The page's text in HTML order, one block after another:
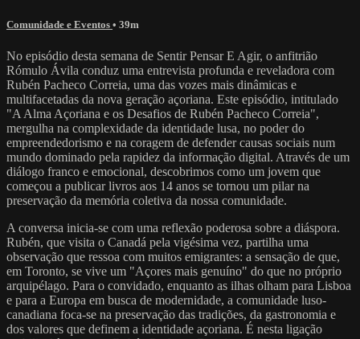
Comunidade e Eventos • 39m
No episódio desta semana de Sentir Pensar E Agir, o anfitrião
Rómulo Ávila conduz uma entrevista profunda e reveladora com
Rubén Pacheco Correia, uma das vozes mais dinâmicas e
multifacetadas da nova geração açoriana. Este episódio, intitulado
"A Alma Açoriana e os Desafios de Rubén Pacheco Correia",
mergulha na complexidade da identidade lusa, no poder do
empreendedorismo e na coragem de defender causas sociais num
mundo dominado pela rapidez da informação digital. Através de um
diálogo franco e emocional, descobrimos como um jovem que
começou a publicar livros aos 14 anos se tornou um pilar na
preservação da memória coletiva da nossa comunidade.
A conversa inicia-se com uma reflexão poderosa sobre a diáspora.
Rubén, que visita o Canadá pela vigésima vez, partilha uma
observação que ressoa com muitos emigrantes: a sensação de que,
em Toronto, se vive um "Açores mais genuíno" do que no próprio
arquipélago. Para o convidado, enquanto as ilhas olham para Lisboa
e para a Europa em busca de modernidade, a comunidade luso-
canadiana foca-se na preservação das tradições, da gastronomia e
dos valores que definem a identidade açoriana. É nesta ligação